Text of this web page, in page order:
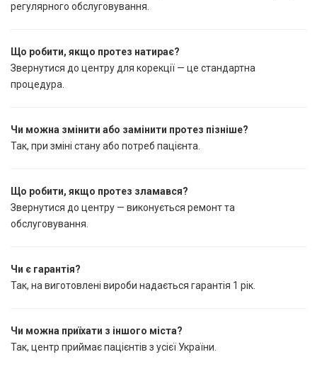
регулярного обслуговування.
Що робити, якщо протез натирає?
Звернутися до центру для корекції — це стандартна
процедура.
Чи можна змінити або замінити протез пізніше?
Так, при зміні стану або потреб пацієнта.
Що робити, якщо протез зламався?
Звернутися до центру — виконується ремонт та
обслуговування.
Чи є гарантія?
Так, на виготовлені вироби надається гарантія 1 рік.
Чи можна приїхати з іншого міста?
Так, центр приймає пацієнтів з усієї України.